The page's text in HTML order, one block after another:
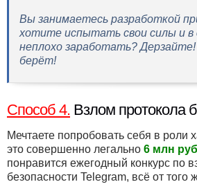
Вы занимаетесь разработкой
хотите испытать свои силы и в
неплохо заработать?
берёт!
Способ 4. Взлом протокола
Мечтаете попробовать себя в роли
это совершенно легально 6 млн
понравится ежегодный конкурс по
безопасности Telegram, всё от